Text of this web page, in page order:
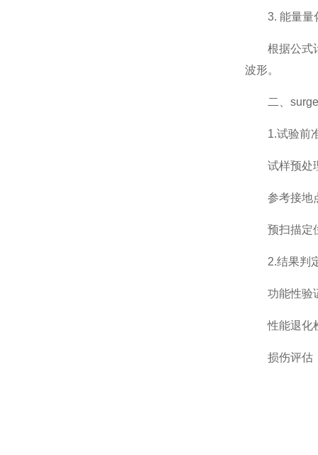
3. 能量量
根据公式计
波形。
二、surge
1.试验前
试样预处理
参考接地点
预扫描定位
2.结果判
功能性验证
性能退化检
损伤评估：